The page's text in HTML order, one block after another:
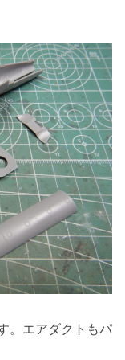
。エアダクトもパ